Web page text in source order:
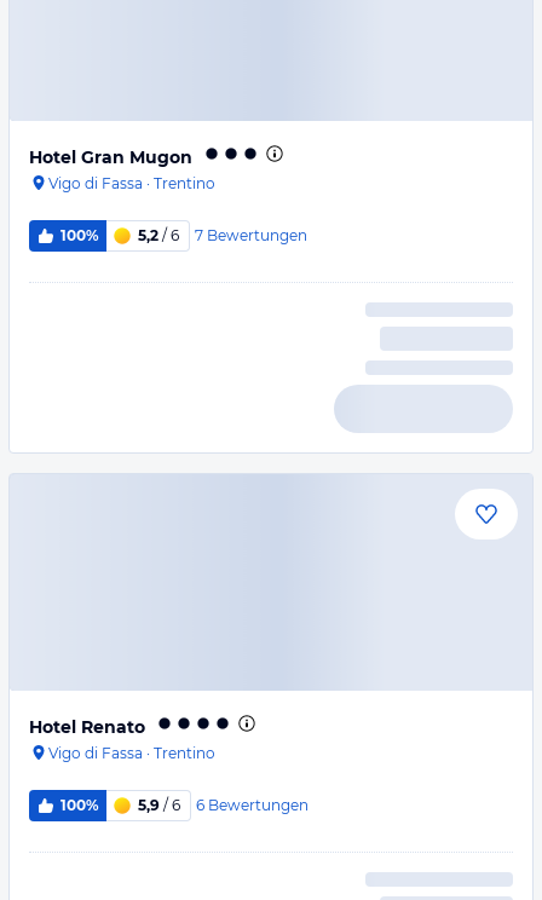
Hotel Gran Mugon
Vigo di Fassa · Trentino
100% 5,2 / 6 7 Bewertungen
Hotel Renato
Vigo di Fassa · Trentino
100% 5,9 / 6 6 Bewertungen